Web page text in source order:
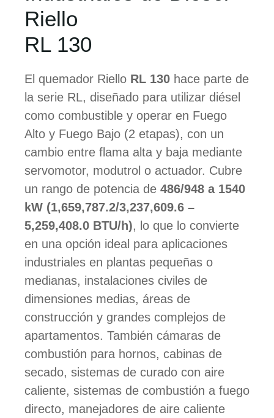
Riello
RL 130
El quemador Riello RL 130 hace parte de
la serie RL, diseñado para utilizar diésel
como combustible y operar en Fuego
Alto y Fuego Bajo (2 etapas), con un
cambio entre flama alta y baja mediante
servomotor, modutrol o actuador. Cubre
un rango de potencia de 486/948 a 1540
kW (1,659,787.2/3,237,609.6 –
5,259,408.0 BTU/h), lo que lo convierte
en una opción ideal para aplicaciones
industriales en plantas pequeñas o
medianas, instalaciones civiles de
dimensiones medias, áreas de
construcción y grandes complejos de
apartamentos. También cámaras de
combustión para hornos, cabinas de
secado, sistemas de curado con aire
caliente, sistemas de combustión a fuego
directo, manejadores de aire caliente